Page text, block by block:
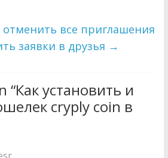
отменить все приглашения
заявки в друзья →
“Как установить и
cryply coin в